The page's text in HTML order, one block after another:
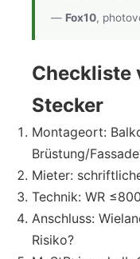
— Fox10,
Checkliste
Stecker
Montageort:
Brüstung/
Mieter:
Technik: WR
Anschluss:
Risiko?